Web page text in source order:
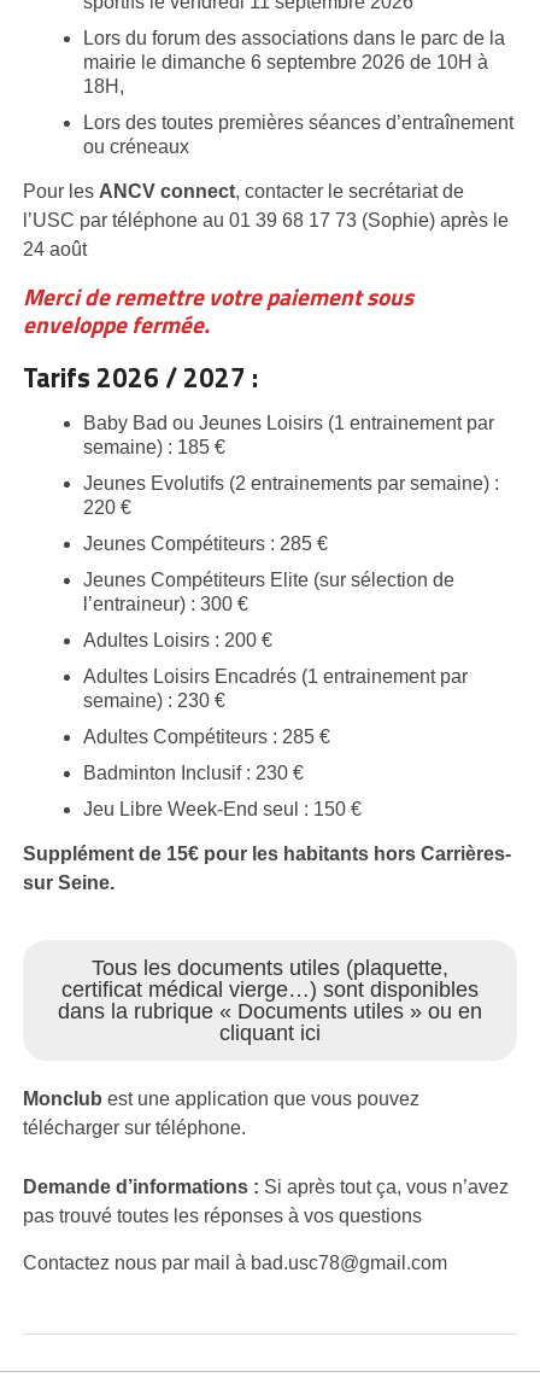
Lors du forum des associations dans le parc de la
mairie le dimanche 6 septembre 2026 de 10H à
18H,
Lors des toutes premières séances d’entraînement
ou créneaux
Pour les ANCV connect, contacter le secrétariat de
l’USC par téléphone au 01 39 68 17 73 (Sophie) après le
24 août
Merci de remettre votre paiement sous
enveloppe fermée.
Tarifs 2026 / 2027 :
Baby Bad ou Jeunes Loisirs (1 entrainement par
semaine) : 185 €
Jeunes Evolutifs (2 entrainements par semaine) :
220 €
Jeunes Compétiteurs : 285 €
Jeunes Compétiteurs Elite (sur sélection de
l’entraineur) : 300 €
Adultes Loisirs : 200 €
Adultes Loisirs Encadrés (1 entrainement par
semaine) : 230 €
Adultes Compétiteurs : 285 €
Badminton Inclusif : 230 €
Jeu Libre Week-End seul : 150 €
Supplément de 15€ pour les habitants hors Carrières-
sur Seine.
Tous les documents utiles (plaquette,
certificat médical vierge…) sont disponibles
dans la rubrique « Documents utiles » ou en
cliquant ici
Monclub est une application que vous pouvez
télécharger sur téléphone.
Demande d’informations : Si après tout ça, vous n’avez
pas trouvé toutes les réponses à vos questions
Contactez nous par mail à bad.usc78@gmail.com